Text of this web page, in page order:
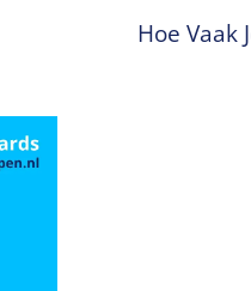
Hoe Vaak